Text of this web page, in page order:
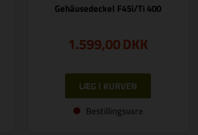
Gehäusedeckel F45i/Ti 400
1.599,00DKK
Bestillingsvare